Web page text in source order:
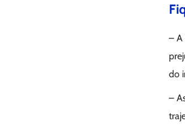
– A
do
–